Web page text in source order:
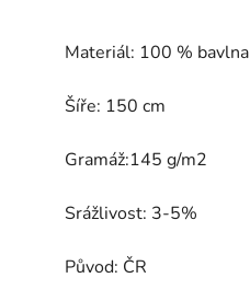
Materiál: 100 % bavlna
Šíře: 150 cm
Gramáž:145 g/m2
Srážlivost: 3-5%
Původ: ČR